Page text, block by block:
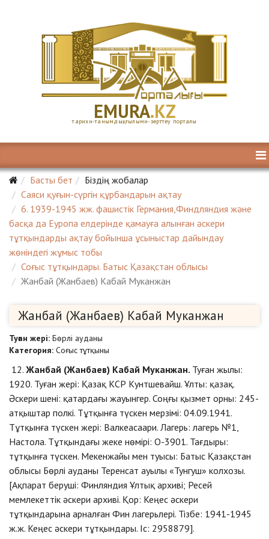
EMURA.KZ
тарихи-танымдық, ғылыми-зерттеу порталы
Басты бет
Біздің жобалар
Саяси қуғын-сүргін құрбандарын ақтау
6. 1939-1945 жж. фашистік Германия,Финдляндия және
басқа да Еуропа елдерінде қамауға алынған әскери
тұтқындарды ақтау бойынша ұсыныстар дайындау
жөніндегі жұмыс тобы
Соғыс тұтқындары. Батыс Қазақстан облысы
Жанбай (Жанбаев) Кабай Муканжан
Жанбай (Жанбаев) Кабай Муканжан
Туған жері: Бөрлі ауданы
Категория: Соғыс тұтқыны
12. Жанбай (Жанбаев) Кабай Муканжан. Туған жылы:
1920. Туған жері: Қазақ КСР Кунтшевайш. Ұлты: қазақ.
Әскери шені: қатардағы жауынгер. Соңғы қызмет орны: 245-
атқыштар полкі. Тұтқынға түскен мерзімі: 04.09.1941.
Тұтқынға түскен жері: Валкеасаари. Лагерь: лагерь №1,
Настола. Тұтқындағы жеке нөмірі: О-3901. Тағдыры:
тұтқынға түскен. Мекенжайы мен туысы: Батыс Қазақстан
облысы Бөрлі ауданы Теренсат ауылы «Тунгуш» колхозы.
[Ақпарат беруші: Финляндия Ұлтық архиві; Ресей
мемлекеттік әскери архиві. Қор: Кеңес әскери
тұтқындарына арналған Фин лагерьлері. Тізбе: 1941-1945
ж.ж. Кеңес әскери тұтқындары. Іс: 2958879].